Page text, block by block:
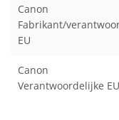
Canon
Fabrikant/
EU
Canon
Verantwoordelijke EU